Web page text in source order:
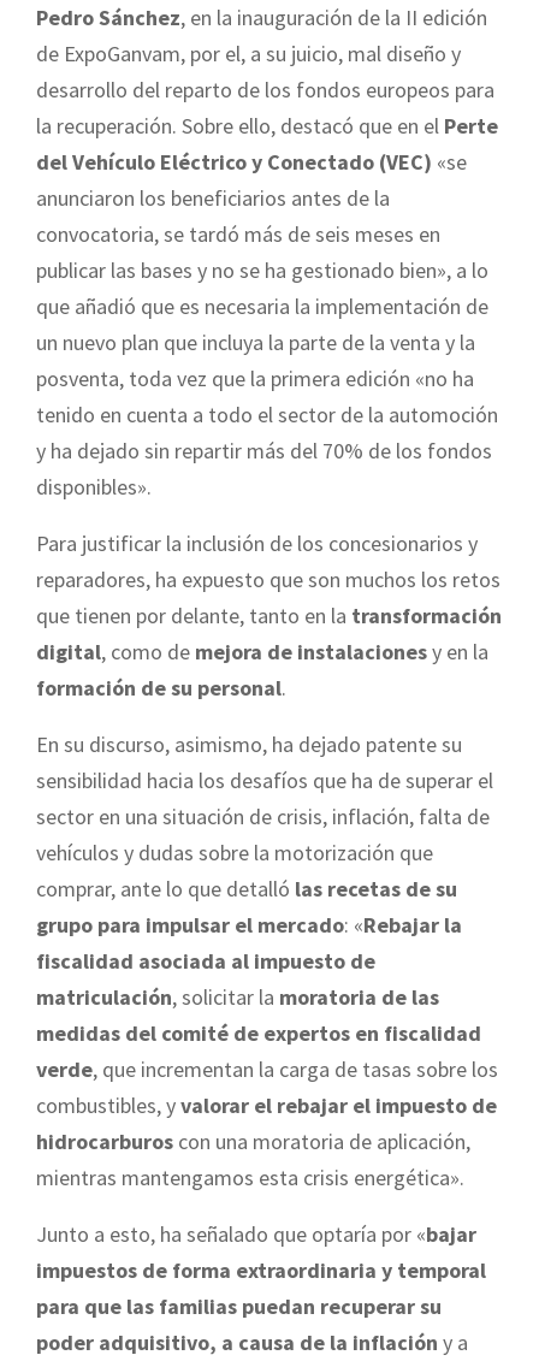
Pedro Sánchez, en la inauguración de la II edición
de ExpoGanvam, por el, a su juicio, mal diseño y
desarrollo del reparto de los fondos europeos para
la recuperación. Sobre ello, destacó que en el Perte
del Vehículo Eléctrico y Conectado (VEC) «se
anunciaron los beneficiarios antes de la
convocatoria, se tardó más de seis meses en
publicar las bases y no se ha gestionado bien», a lo
que añadió que es necesaria la implementación de
un nuevo plan que incluya la parte de la venta y la
posventa, toda vez que la primera edición «no ha
tenido en cuenta a todo el sector de la automoción
y ha dejado sin repartir más del 70% de los fondos
disponibles».
Para justificar la inclusión de los concesionarios y
reparadores, ha expuesto que son muchos los retos
que tienen por delante, tanto en la transformación
digital, como de mejora de instalacionesy en la
formación de su personal.
En su discurso, asimismo, ha dejado patente su
sensibilidad hacia los desafíos que ha de superar el
sector en una situación de crisis, inflación, falta de
vehículos y dudas sobre la motorización que
comprar, ante lo que detalló las recetas de su
grupo para impulsar el mercado: «Rebajar la
fiscalidad asociada al impuesto de
matriculación, solicitar la moratoria de las
medidas del comité de expertos en fiscalidad
verde, que incrementan la carga de tasas sobre los
combustibles, yvalorar el rebajar el impuesto de
hidrocarburos con una moratoria de aplicación,
mientras mantengamos esta crisis energética».
Junto a esto, ha señalado que optaría por «bajar
impuestos de forma extraordinaria y temporal
para que las familias puedan recuperar su
poder adquisitivo, a causa de la inflación y a